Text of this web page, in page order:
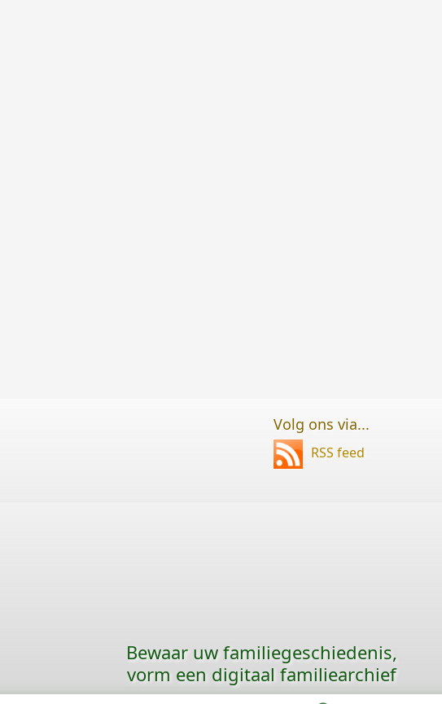
Volg ons via...
RSS feed
Bewaar uw familie­geschiedenis,
vorm een digitaal familiearchief